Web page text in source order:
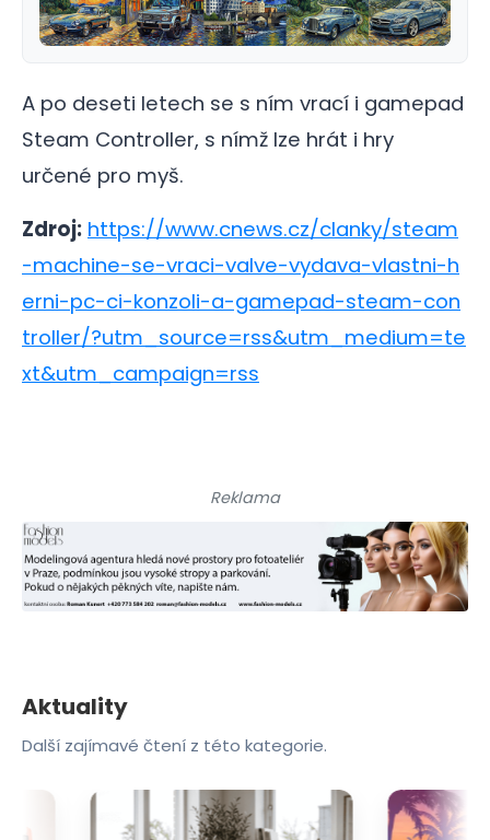
A po deseti letech se s ním vrací i gamepad
Steam Controller, s nímž lze hrát i hry
určené pro myš.
Zdroj: https://www.cnews.cz/clanky/steam
-machine-se-vraci-valve-vydava-vlastni-h
erni-pc-ci-konzoli-a-gamepad-steam-con
troller/?utm_source=rss&utm_medium=te
xt&utm_campaign=rss
Reklama
Aktuality
Další zajímavé čtení z této kategorie.